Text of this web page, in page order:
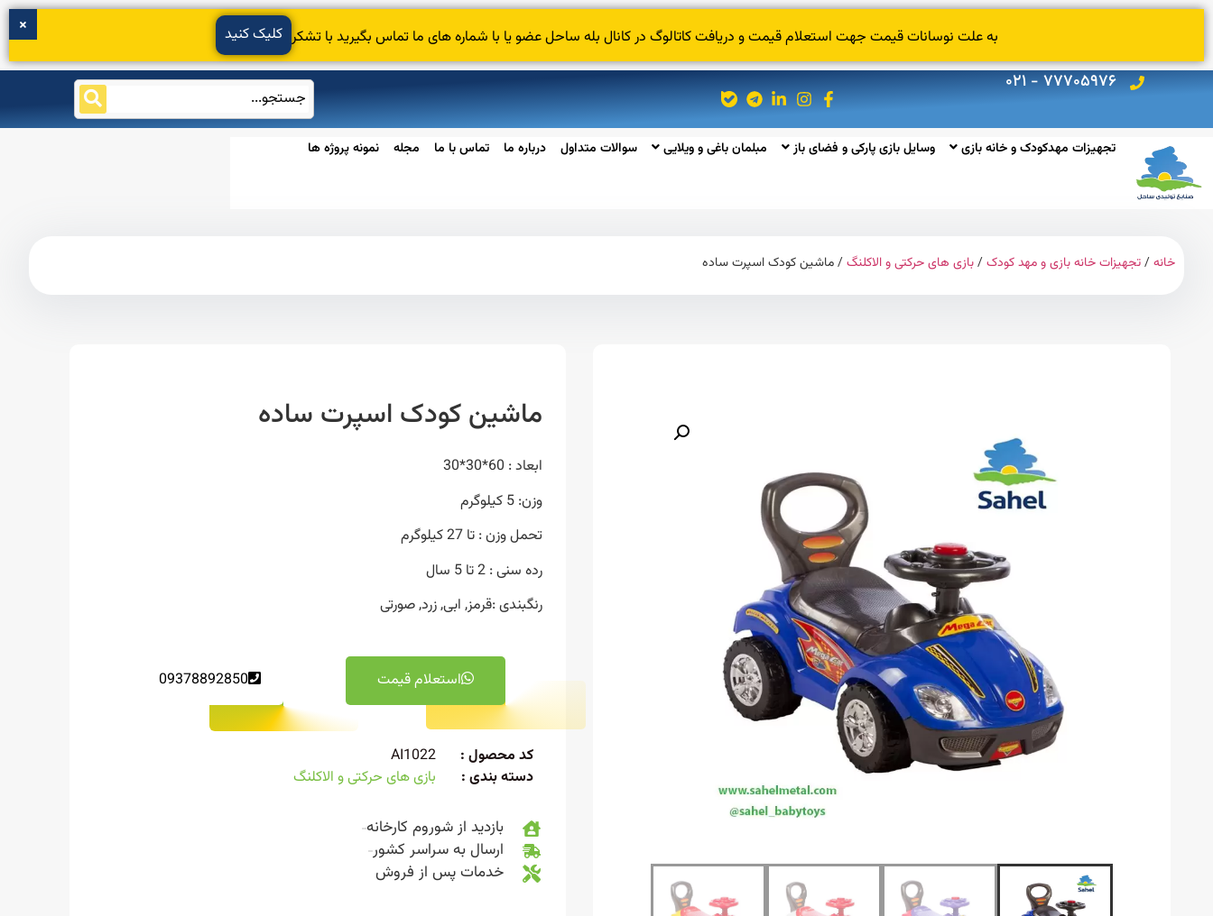
به علت نوسانات قیمت جهت استعلام قیمت و دریافت کاتالوگ در کانال بله ساحل عضو یا با شماره های ما تماس بگیرید با تشکر کلیک کنید
۷۷۷۰۵۹۷۶ - ۰۲۱
تجهیزات مهدکودک و خانه بازی وسایل بازی پارکی و فضای باز مبلمان باغی و ویلایی سوالات متداول درباره ما تماس با ما مجله نمونه پروژه ها
خانه/تجهیزات خانه بازی و مهد کودک/بازی های حرکتی و الاکلنگ/ ماشین کودک اسپرت ساده
ماشین کودک اسپرت ساده
ابعاد : 60*30*30
وزن: 5 کیلوگرم
تحمل وزن : تا 27 کیلوگرم
رده سنی : 2 تا 5 سال
رنگبندی :قرمز, ابی, زرد, صورتی
استعلام قیمت 09378892850
کد محصول :
AI1022
دسته بندی :
بازی های حرکتی و الاکلنگ
بازدید از شوروم کارخانه
ارسال به سراسر کشور
خدمات پس از فروش